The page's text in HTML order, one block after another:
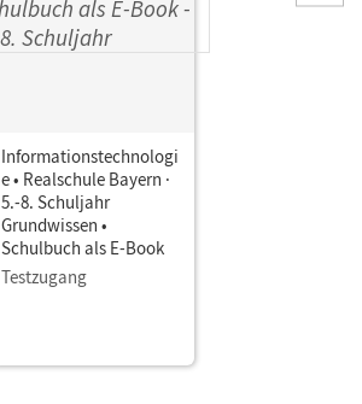
Informationstechnologi
e • Realschule Bayern ·
5.-8. Schuljahr
Grundwissen •
Schulbuch als E-Book
Testzugang